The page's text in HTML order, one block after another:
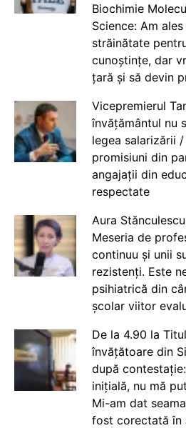
Biochimie
Science: Am
străinătate
cunoștințe, dar
țară și să devin
Vicepremierul
învățământul nu
legea salarizării
promisiuni din
angajații din
respectate
Aura
Meseria de
continuu și unii
rezistenți. Este
psihiatrică din
școlar viitor
De la 4.90 la
învățătoare din
după
inițială, nu mă
Mi-am dat
fost corectată în